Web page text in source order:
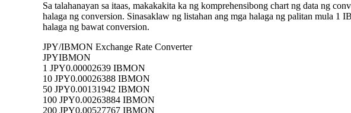
Sa talahanayan sa itaas, makakakita ka ng komprehensibong chart ng data ng
halaga ng conversion. Sinasaklaw ng listahan ang mga halaga ng palitan mula
halaga ng bawat conversion.
JPY/IBMON Exchange Rate Converter
JPYIBMON
1 JPY0.00002639 IBMON
10 JPY0.00026388 IBMON
50 JPY0.00131942 IBMON
100 JPY0.00263884 IBMON
200 JPY0.00527767 IBMON